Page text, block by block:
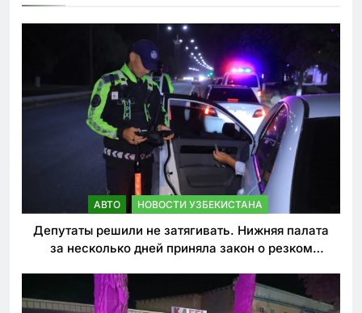
АВТО НОВОСТИ УЗБЕКИСТАНА
Депутаты решили не затягивать. Нижняя палата
за несколько дней приняла закон о резком